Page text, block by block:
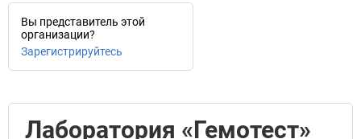
Вы представитель этой
организации?
Зарегистрируйтесь
Лаборатория «Гемотест»